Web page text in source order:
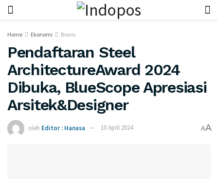
Home Ekonomi Bisnis
Pendaftaran Steel
ArchitectureAward 2024
Dibuka, BlueScope Apresiasi
Arsitek&Designer
oleh Editor : Hanasa 10 April 2024 AA